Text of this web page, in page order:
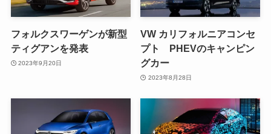
フォルクスワーゲンが新型
ティグアンを発表
2023年9月20日
VW カリフォルニアコンセ
プト PHEVのキャンピン
グカー
2023年8月28日